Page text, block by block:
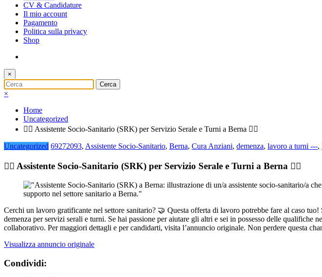
CV & Candidature
Il mio account
Pagamento
Politica sulla privacy
Shop
×
×
Home
Uncategorized
🧑‍⚕️ Assistente Socio-Sanitario (SRK) per Servizio Serale e Turni a Berna 👨‍⚕️
Uncategorized 69272093, Assistente Socio-Sanitario, Berna, Cura Anziani, demenza, lavoro a turni ---,
🧑‍⚕️ Assistente Socio-Sanitario (SRK) per Servizio Serale e Turni a Berna 👨‍⚕️
Cerchi un lavoro gratificante nel settore sanitario? 🤝 Questa offerta di lavoro potrebbe fare al caso
demenza per servizi serali e turni. Se hai passione per aiutare gli altri e sei in possesso delle
collaborativo. Per maggiori dettagli e per candidarti, visita l’annuncio originale. Non perdere questa
Visualizza annuncio originale
Condividi: